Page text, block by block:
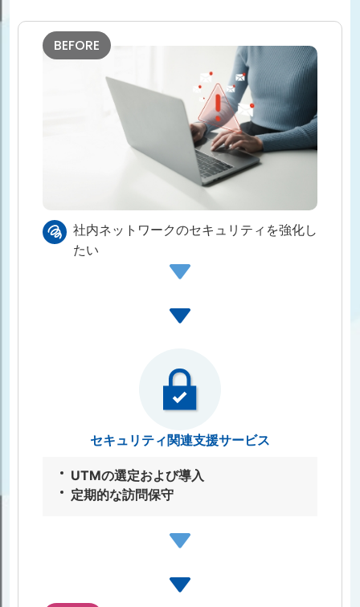
BEFORE
社内ネットワークのセキュリティを強化し
たい
セキュリティ関連⽀援サービス
UTMの選定および導⼊
定期的な訪問保守